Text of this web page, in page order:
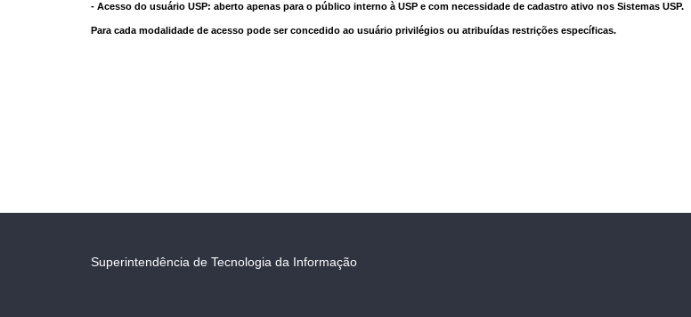
- Acesso do usuário USP: aberto apenas para o público interno à USP e com necessidade de cadastro ativo nos Sistemas USP.
Para cada modalidade de acesso pode ser concedido ao usuário privilégios ou atribuídas restrições específicas.
Superintendência de Tecnologia da Informação